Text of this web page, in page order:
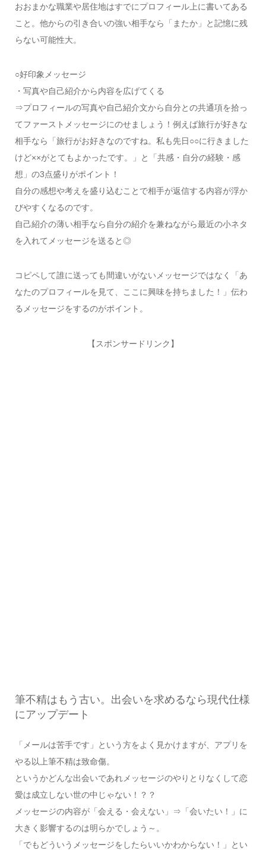
おおまかな職業や居住地はすでにプロフィール上に書いてある
こと。他からの引き合いの強い相手なら「またか」と記憶に残
らない可能性大。
○好印象メッセージ
・写真や自己紹介から内容を広げてくる
⇒プロフィールの写真や自己紹介文から自分との共通項を拾っ
てファーストメッセージにのせましょう！例えば旅行が好きな
相手なら「旅行がお好きなのですね。私も先日○○に行きました
けど××がとてもよかったです。」と「共感・自分の経験・感
想」の3点盛りがポイント！
自分の感想や考えを盛り込むことで相手が返信する内容が浮か
びやすくなるのです。
自己紹介の薄い相手なら自分の紹介を兼ねながら最近の小ネタ
を入れてメッセージを送ると◎
コピペして誰に送っても間違いがないメッセージではなく「あ
なたのプロフィールを見て、ここに興味を持ちました！」伝わ
るメッセージをするのがポイント。
【スポンサードリンク】
筆不精はもう古い。出会いを求めるなら現代仕様
にアップデート
「メールは苦手です」という方をよく見かけますが、アプリを
やる以上筆不精は致命傷。
というかどんな出会いであれメッセージのやりとりなくして恋
愛は成立しない世の中じゃない！？？
メッセージの内容が「会える・会えない」⇒「会いたい！」に
大きく影響するのは明らかでしょう～。
「でもどういうメッセージをしたらいいかわからない！」とい